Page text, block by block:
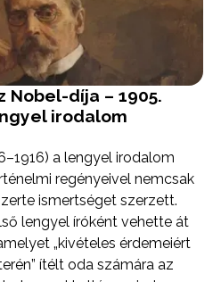
Nobel-díja – 1905.
irodalom
a lengyel irodalom
regényeivel nemcsak
ismertséget szerzett.
lengyel íróként vehette át
„kivételes érdemeiért
ítélt oda számára az